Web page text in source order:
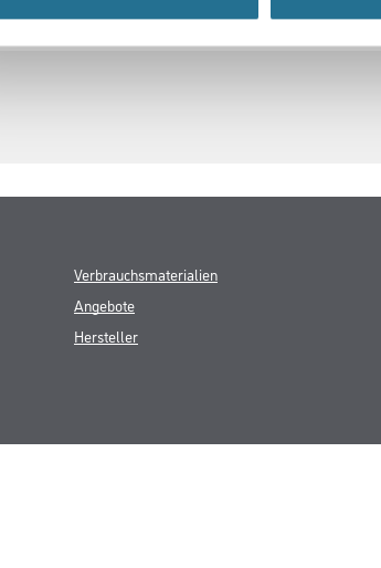
CURRENT
TAB:
ZUSATZINFOS
Verbrauchsmaterialien
Angebote
Hersteller